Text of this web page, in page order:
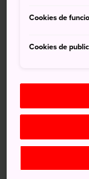
macacos de
Cookies de
Cookies de